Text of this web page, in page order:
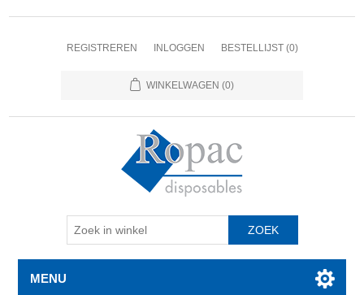
REGISTREREN INLOGGEN BESTELLIJST (0)
WINKELWAGEN (0)
MENU